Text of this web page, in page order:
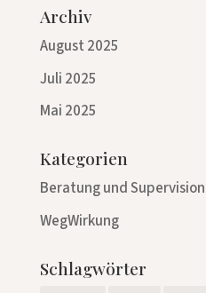
Archiv
August 2025
Juli 2025
Mai 2025
Kategorien
Beratung und Supervision
WegWirkung
Schlagwörter